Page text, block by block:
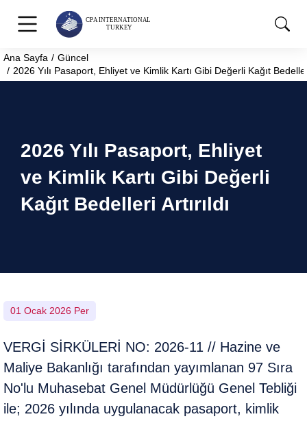
You are here:
Ana Sayfa
Güncel
2026 Yılı Pasaport, Ehliyet ve Kimlik Kartı Gibi Değerli Kağıt
2026 Yılı Pasaport, Ehliyet
ve Kimlik Kartı Gibi Değerli
Kağıt Bedelleri Artırıldı
01 Ocak 2026 Per
VERGİ SİRKÜLERİ NO: 2026-11 // Hazine ve
Maliye Bakanlığı tarafından yayımlanan 97 Sıra
No'lu Muhasebat Genel Müdürlüğü Genel Tebliği
ile; 2026 yılında uygulanacak pasaport, kimlik